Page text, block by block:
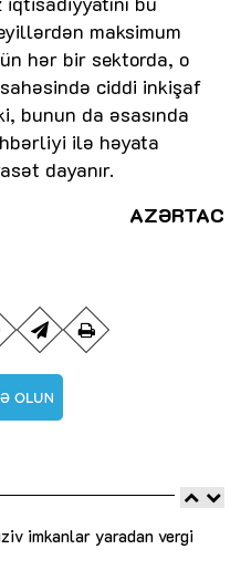
maksimum
hər bir sektorda, o
ciddi inkişaf
bunun da əsasında
ilə həyata
dayanır.
AZƏRTAC
imkanlar yaradan vergi